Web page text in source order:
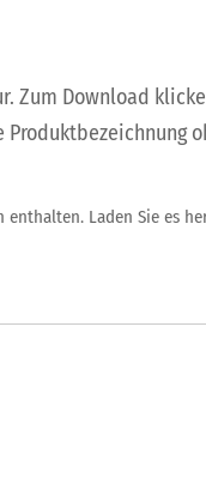
Zum Download
Laden Sie es